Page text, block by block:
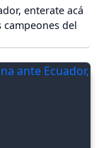
enterate acá
campeones del